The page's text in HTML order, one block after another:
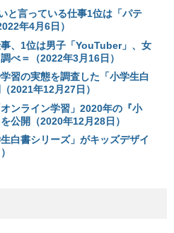
と言っている仕事1位は「パテ
年4月6日）
、1位は男子「YouTuber」、女
べ＝（2022年3月16日）
習の実態を調査した「小学生白
2021年12月27日）
ンライン学習」2020年の『小
公開（2020年12月28日）
白書シリーズ」がキッズデザイ